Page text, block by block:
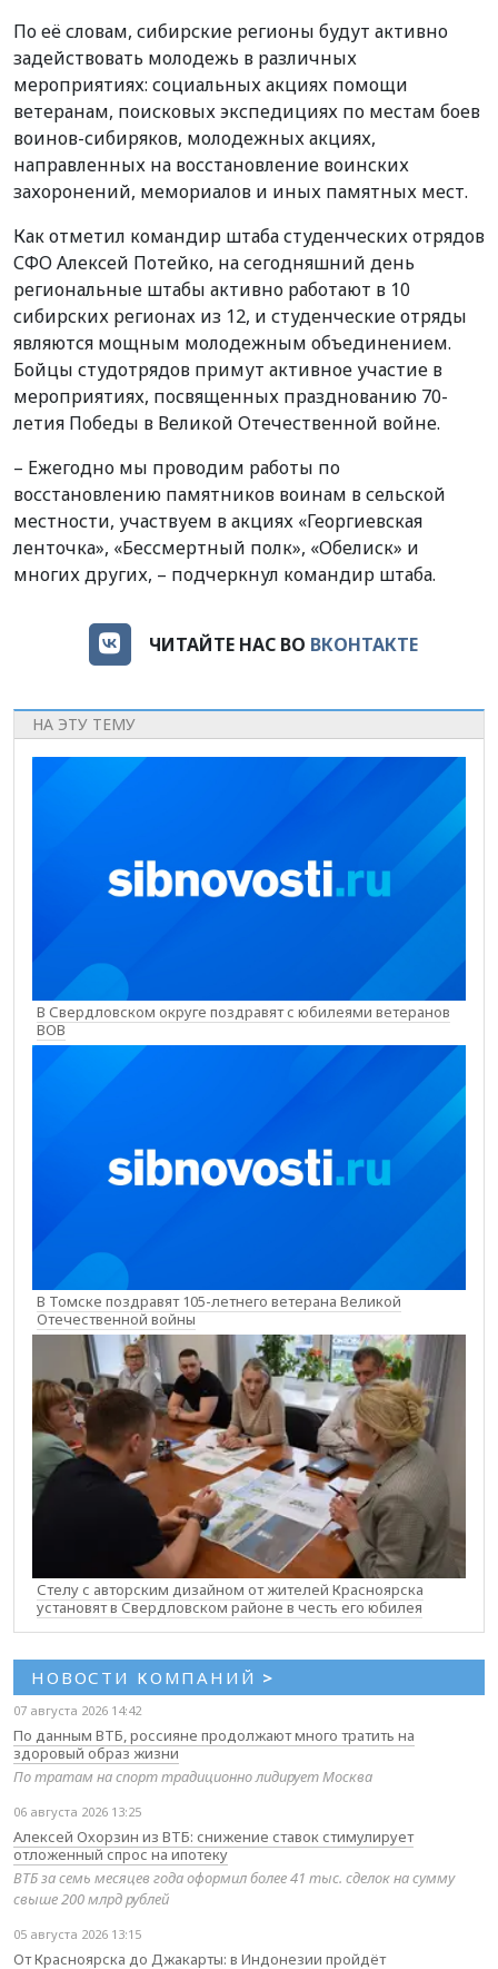
По её словам, сибирские регионы будут активно
задействовать молодежь в различных
мероприятиях: социальных акциях помощи
ветеранам, поисковых экспедициях по местам боев
воинов-сибиряков, молодежных акциях,
направленных на восстановление воинских
захоронений, мемориалов и иных памятных мест.
Как отметил командир штаба студенческих отрядов
СФО Алексей Потейко, на сегодняшний день
региональные штабы активно работают в 10
сибирских регионах из 12, и студенческие отряды
являются мощным молодежным объединением.
Бойцы студотрядов примут активное участие в
мероприятиях, посвященных празднованию 70-
летия Победы в Великой Отечественной войне.
– Ежегодно мы проводим работы по
восстановлению памятников воинам в сельской
местности, участвуем в акциях «Георгиевская
ленточка», «Бессмертный полк», «Обелиск» и
многих других, – подчеркнул командир штаба.
ЧИТАЙТЕ НАС ВО ВКОНТАКТЕ
НА ЭТУ ТЕМУ
В Свердловском округе поздравят с юбилеями ветеранов
ВОВ
В Томске поздравят 105-летнего ветерана Великой
Отечественной войны
Стелу с авторским дизайном от жителей Красноярска
установят в Свердловском районе в честь его юбилея
НОВОСТИ КОМПАНИЙ >
07 августа 2026 14:42
По данным ВТБ, россияне продолжают много тратить на
здоровый образ жизни
По тратам на спорт традиционно лидирует Москва
06 августа 2026 13:25
Алексей Охорзин из ВТБ: снижение ставок стимулирует
отложенный спрос на ипотеку
ВТБ за семь месяцев года оформил более 41 тыс. сделок на сумму
свыше 200 млрд рублей
05 августа 2026 13:15
От Красноярска до Джакарты: в Индонезии пройдёт